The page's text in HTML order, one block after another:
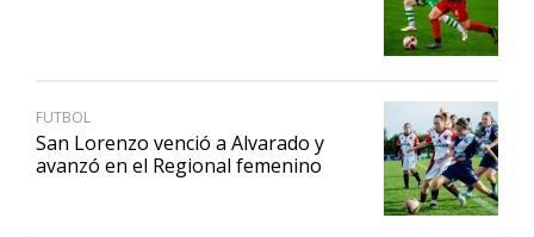
FUTBOL
San Lorenzo venció a Alvarado y
avanzó en el Regional femenino